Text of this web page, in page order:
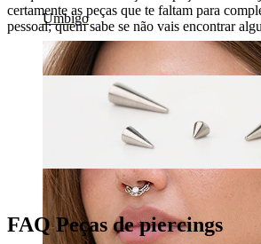
Umbigo
certamente as peças que te faltam para
pessoal; quem sabe se não vais encontrar
FAQ Peças de piercings